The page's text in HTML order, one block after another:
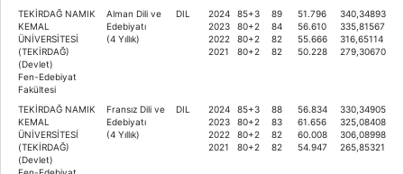
TEKİRDAĞ NAMIK
KEMAL
ÜNİVERSİTESİ
(TEKİRDAĞ)
(Devlet)
Fen-Edebiyat
Fakültesi
Alman Dili ve
Edebiyatı
(4 Yıllık)
DIL
2024
2023
2022
2021
85+3
80+2
80+2
80+2
89
84
82
82
51.796
56.610
55.666
50.228
340,34893
335,81567
316,65114
279,30670
TEKİRDAĞ NAMIK
KEMAL
ÜNİVERSİTESİ
(TEKİRDAĞ)
(Devlet)
Fransız Dili ve
Edebiyatı
(4 Yıllık)
DIL
2024
2023
2022
2021
85+3
80+2
80+2
80+2
88
83
82
82
56.834
61.656
60.008
54.947
330,34905
325,08408
306,08998
265,85321